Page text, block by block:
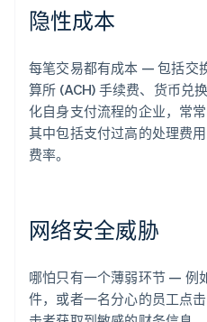
隐性成本
每笔交易都有成本 — 包括交
算所 (ACH) 手续费、货币兑
化自身支付流程的企业，常
其中包括支付过高的处理费
费率。
网络安全威胁
哪怕只有一个薄弱环节 — 例
件，或者一名分心的员工点